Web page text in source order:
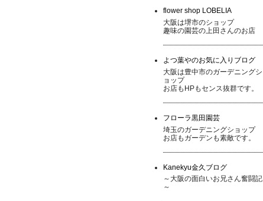
flower shop LOBELIA
大阪は堺市のショップ
趣味の園芸の上田さんのお店
よつ葉やのお気に入りブログ
大阪は豊中市のガーデニングシ
ョップ
お店もHPもセンス抜群です。
フローラ黒田園芸
埼玉のガーデニングショップ
お店もガーデンも素敵です。
Kanekyu金久ブログ
～大阪の面白いお兄さん奮闘記
～